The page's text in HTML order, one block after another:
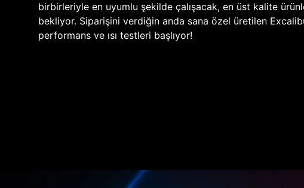
birbirleriyle en uyumlu şekilde çalışacak, en üst kalite
bekliyor. Siparişini verdiğin anda sana özel üretilen
performans ve ısı testleri başlıyor!